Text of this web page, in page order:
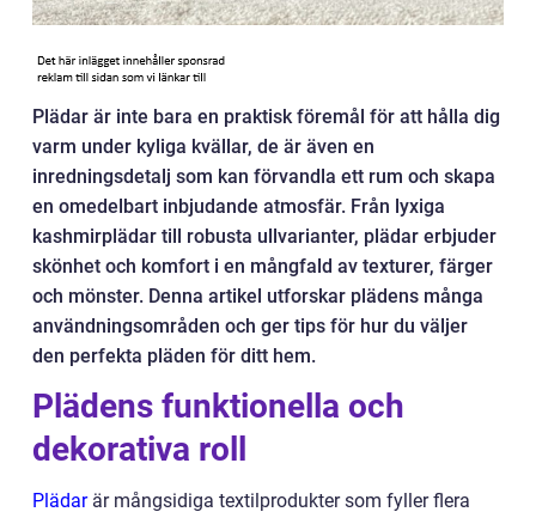
Plädar är inte bara en praktisk föremål för att hålla dig
varm under kyliga kvällar, de är även en
inredningsdetalj som kan förvandla ett rum och skapa
en omedelbart inbjudande atmosfär. Från lyxiga
kashmirplädar till robusta ullvarianter, plädar erbjuder
skönhet och komfort i en mångfald av texturer, färger
och mönster. Denna artikel utforskar plädens många
användningsområden och ger tips för hur du väljer
den perfekta pläden för ditt hem.
Plädens funktionella och
dekorativa roll
Plädarär mångsidiga textilprodukter som fyller flera